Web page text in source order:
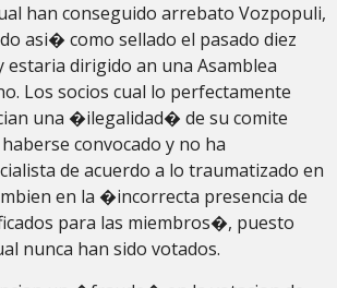
han conseguido arrebato Vozpopuli,
asi� como sellado el pasado diez
estaria dirigido an una Asamblea
Los socios cual lo perfectamente
una �ilegalidad� de su comite
convocado y no ha
de acuerdo a lo traumatizado en
en la �incorrecta presencia de
para las miembros�, puesto
nunca han sido votados.